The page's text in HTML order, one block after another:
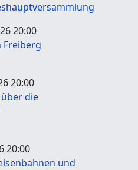
20:00
Freiberg
20:00
die
20:00
und